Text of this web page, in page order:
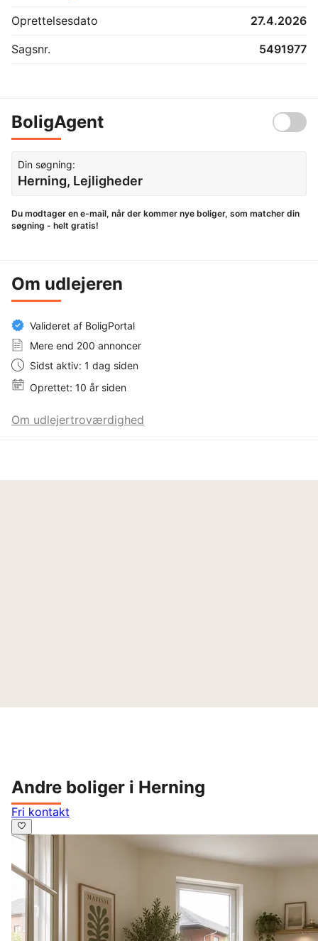
Oprettelsesdato
27.4.2026
Sagsnr.
5491977
BoligAgent
Din søgning:
Herning, Lejligheder
Du modtager en e-mail, når der kommer nye boliger, som matcher din
søgning - helt gratis!
Om udlejeren
Valideret af BoligPortal
Mere end 200 annoncer
Sidst aktiv: 1 dag siden
Oprettet: 10 år siden
Om udlejertroværdighed
Andre boliger i Herning
Fri kontakt